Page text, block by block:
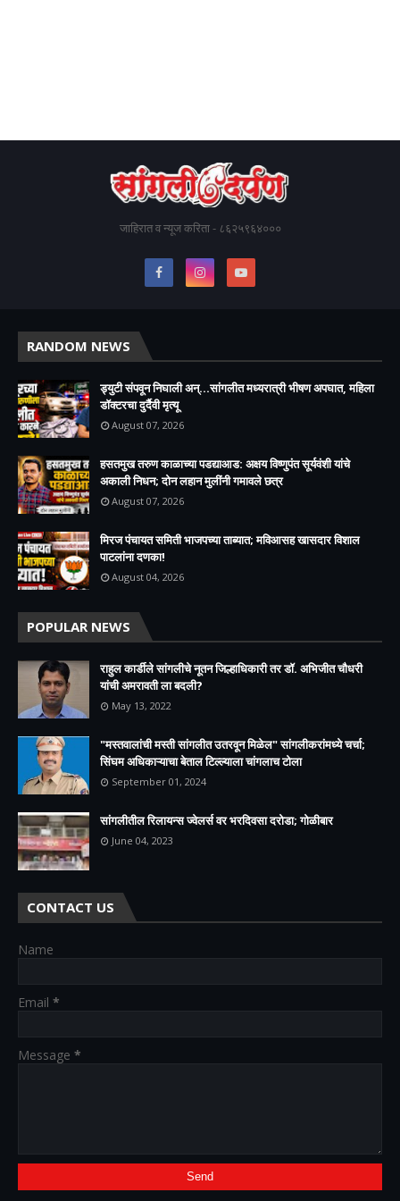
जाहिरात व न्यूज करिता - ८६२५९६४०००
RANDOM NEWS
ड्युटी संपवून निघाली अन्...सांगलीत मध्यरात्री भीषण अपघात, महिला
डॉक्टरचा दुर्दैवी मृत्यू
August 07, 2026
हसतमुख तरुण काळाच्या पडद्याआड: अक्षय विष्णुपंत सूर्यवंशी यांचे
अकाली निधन; दोन लहान मुलींनी गमावले छत्र
August 07, 2026
मिरज पंचायत समिती भाजपच्या ताब्यात; मविआसह खासदार विशाल
पाटलांना दणका!
August 04, 2026
POPULAR NEWS
राहुल कार्डीले सांगलीचे नूतन जिल्हाधिकारी तर डॉ. अभिजीत चौधरी
यांची अमरावती ला बदली?
May 13, 2022
"मस्तवालांची मस्ती सांगलीत उतरवून मिळेल" सांगलीकरांमध्ये चर्चा;
सिंघम अधिकाऱ्याचा बेताल टिल्ल्याला चांगलाच टोला
September 01, 2024
सांगलीतील रिलायन्स ज्वेलर्स वर भरदिवसा दरोडा; गोळीबार
June 04, 2023
CONTACT US
Name
Email *
Message *